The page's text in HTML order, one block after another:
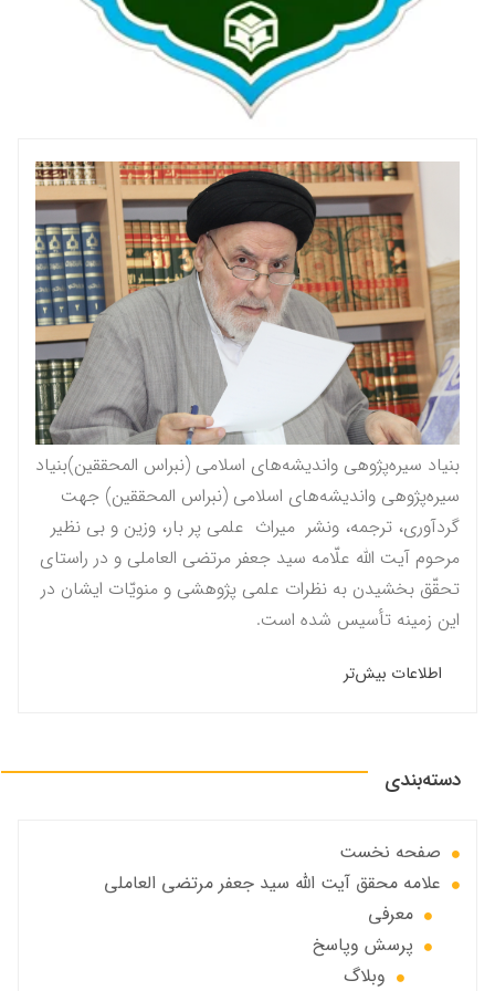
بنیاد سیره‌پژوهی واندیشه‌های اسلامی (نبراس المحققين)بنیاد
سیره‌پژوهی واندیشه‌های اسلامی (نبراس المحققين) جهت
گردآوری، ترجمه، ونشر میراث علمی پر بار، وزین و بی نظیر
مرحوم آيت الله علّامه سيد جعفر مرتضى العاملى و در راستاى
تحقّق بخشيدن به نظرات علمى پژوهشى و منویّات ايشان در
این زمینه تأسیس شده است.
اطلاعات بیش‌تر
دسته‌بندی
صفحه نخست
علامه محقق آیت الله سید جعفر مرتضی العاملی
معرفی
پرسش وپاسخ
وبلاگ